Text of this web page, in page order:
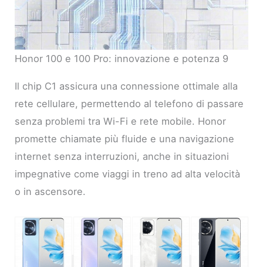
Honor 100 e 100 Pro: innovazione e potenza 9
Il chip C1 assicura una connessione ottimale alla
rete cellulare, permettendo al telefono di passare
senza problemi tra Wi-Fi e rete mobile. Honor
promette chiamate più fluide e una navigazione
internet senza interruzioni, anche in situazioni
impegnative come viaggi in treno ad alta velocità
o in ascensore.